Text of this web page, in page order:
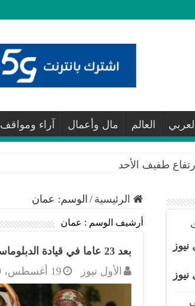
العالم مال وأعمال آراء ومواقف
طفيف الأحد
الرئيسية / الوسم: عمان
أرشيف الوسم : عمان
بعد 23 عاما في قيادة الدبلوماسية العُمانية..إبعاد بن علوي عن وزارة الخارجية
الأول نيوز
19 أغسطس، 2020
نيوز
نيوز